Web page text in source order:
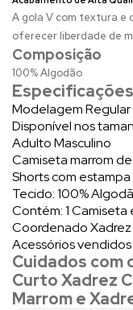
A gola V com textura e
oferecer liberdade de
Composição
100% Algodão
Modelagem
Disponível nos
Adulto Masculino
Camiseta marrom
Shorts com estampa
Tecido: 100%
Contém: 1 Camiseta
Coordenado Xadrez
Acessórios
Cuidados com
Curto Xadrez
Marrom e